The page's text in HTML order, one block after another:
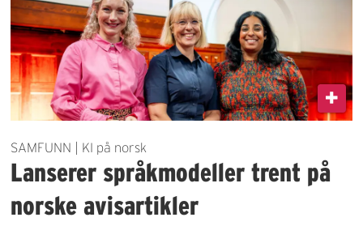
SAMFUNN | KI på norsk
Lanserer språkmodeller trent på
norske avisartikler